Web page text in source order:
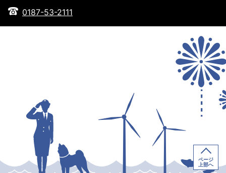
0187-53-2111
ページ
上部へ